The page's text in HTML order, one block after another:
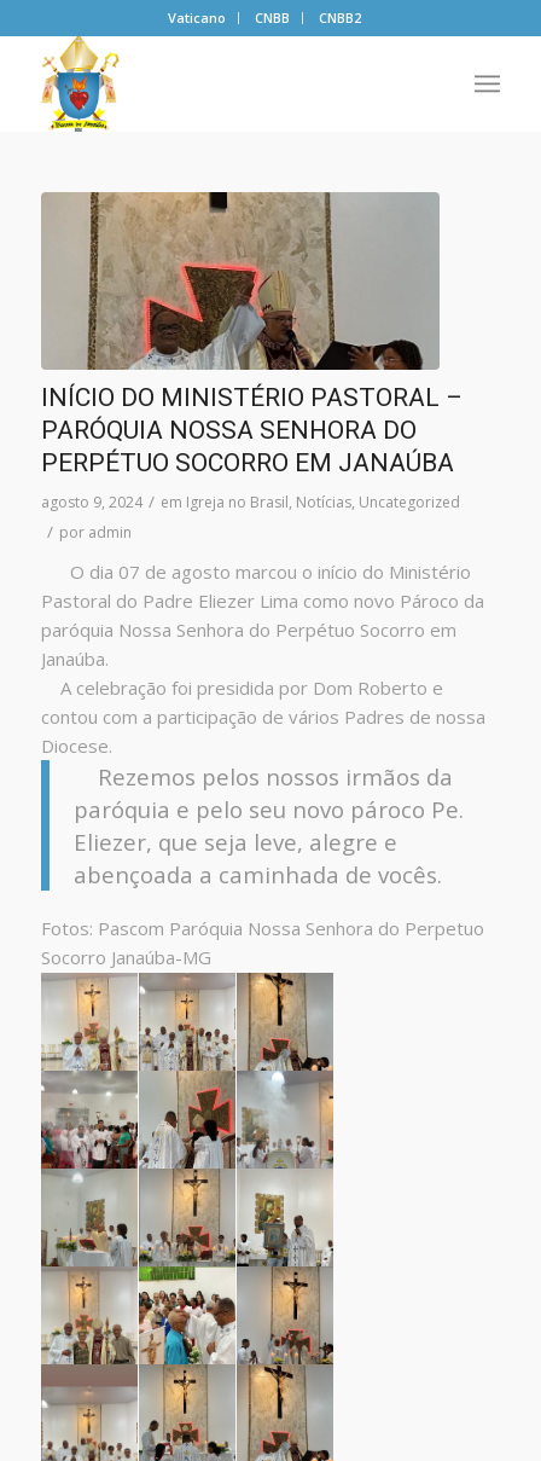
Vaticano CNBB CNBB2
INÍCIO DO MINISTÉRIO PASTORAL –
PARÓQUIA NOSSA SENHORA DO
PERPÉTUO SOCORRO EM JANAÚBA
agosto 9, 2024 / em Igreja no Brasil, Notícias, Uncategorized
/ por admin
O dia 07 de agosto marcou o início do Ministério
Pastoral do Padre Eliezer Lima como novo Pároco da
paróquia Nossa Senhora do Perpétuo Socorro em
Janaúba.
A celebração foi presidida por Dom Roberto e
contou com a participação de vários Padres de nossa
Diocese.
Rezemos pelos nossos irmãos da
paróquia e pelo seu novo pároco Pe.
Eliezer, que seja leve, alegre e
abençoada a caminhada de vocês.
Fotos: Pascom Paróquia Nossa Senhora do Perpetuo
Socorro Janaúba-MG